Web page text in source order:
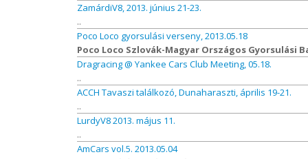
ZamárdiV8, 2013. június 21-23.
..
Poco Loco gyorsulási verseny, 2013.05.18
Poco Loco Szlovák-Magyar Országos Gyorsulási
Dragracing @ Yankee Cars Club Meeting, 05.18.
..
ACCH Tavaszi találkozó, Dunaharaszti, április 19-21.
..
LurdyV8 2013. május 11.
..
AmCars vol.5. 2013.05.04